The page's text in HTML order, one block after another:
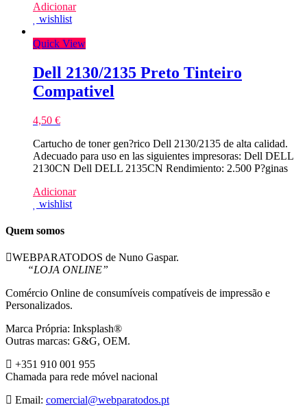
Adicionar
wishlist
Quick View
Dell 2130/2135 Preto Tinteiro
Compativel
4,50 €
Cartucho de toner gen?rico Dell 2130/2135 de alta calidad.
Adecuado para uso en las siguientes impresoras: Dell DELL
2130CN Dell DELL 2135CN Rendimiento: 2.500 P?ginas
Adicionar
wishlist
Quem somos
WEBPARATODOS de Nuno Gaspar.
“LOJA ONLINE”
Comércio Online de consumíveis compatíveis de impressão e
Personalizados.
Marca Própria: Inksplash®
Outras marcas: G&G, OEM.
+351 910 001 955
Chamada para rede móvel nacional
Email: comercial@webparatodos.pt